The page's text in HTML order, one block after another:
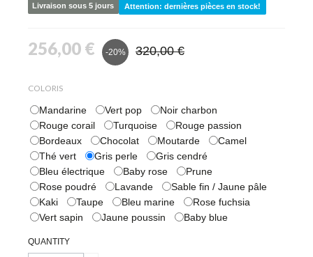
Livraison sous 5 jours Attention: dernières pièces en stock!
256,00 € -20% 320,00 €
COLORIS
Mandarine Vert pop
Noir charbon
Rouge corail
Turquoise
Rouge passion
Bordeaux
Chocolat Moutarde
Camel
Thé vert
Gris perle
Gris cendré
Bleu électrique
Baby rose
Prune
Rose poudré
Lavande
Sable fin / Jaune pâle
Kaki
Taupe Bleu marine
Rose fuchsia
Vert sapin
Jaune poussin Baby blue
QUANTITY